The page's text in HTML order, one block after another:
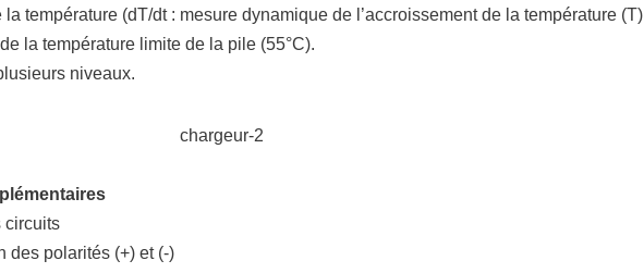
température (dT/dt : mesure dynamique de l’accroissement de la température (T)
la température limite de la pile (55°C).
niveaux.
circuits
des polarités (+) et (-)